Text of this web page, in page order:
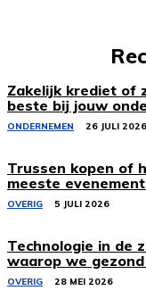
Zakelijk krediet of
beste bij jouw
ONDERNEMEN 26 JULI 2026
Trussen kopen of
meeste
OVERIG 5 JULI 2026
Technologie in de
waarop we
OVERIG 28 MEI 2026